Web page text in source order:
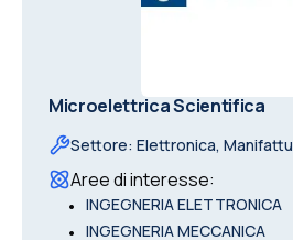
Microelettrica Scientifica
Settore: Elettronica,
Aree di interesse:
• INGEGNERIA ELETTRONICA
• INGEGNERIA MECCANICA